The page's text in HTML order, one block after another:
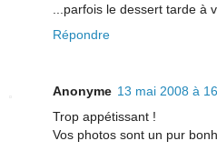
...parfois le dessert tarde à
Répondre
Anonyme 13 mai 2008 à
Trop appétissant !
Vos photos sont un pur